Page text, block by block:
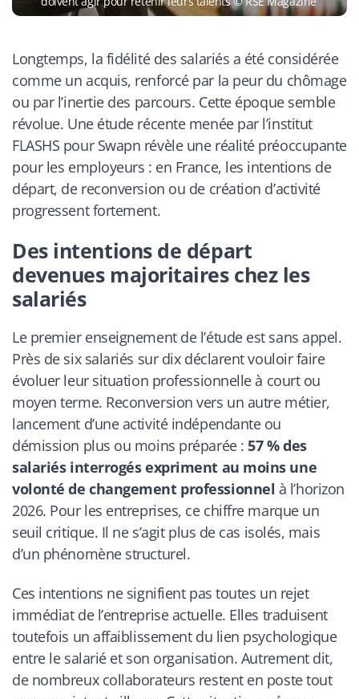
Longtemps, la fidélité des salariés a été considérée
comme un acquis, renforcé par la peur du chômage
ou par l’inertie des parcours. Cette époque semble
révolue. Une étude récente menée par l’institut
FLASHS pour Swapn révèle une réalité préoccupante
pour les employeurs : en France, les intentions de
départ, de reconversion ou de création d’activité
progressent fortement.
Des intentions de départ
devenues majoritaires chez les
salariés
Le premier enseignement de l’étude est sans appel.
Près de six salariés sur dix déclarent vouloir faire
évoluer leur situation professionnelle à court ou
moyen terme. Reconversion vers un autre métier,
lancement d’une activité indépendante ou
démission plus ou moins préparée :57 % des
salariés interrogés expriment au moins une
volonté de changement professionnel à l’horizon
2026. Pour les entreprises, ce chiffre marque un
seuil critique. Il ne s’agit plus de cas isolés, mais
d’un phénomène structurel.
Ces intentions ne signifient pas toutes un rejet
immédiat de l’entreprise actuelle. Elles traduisent
toutefois un affaiblissement du lien psychologique
entre le salarié et son organisation. Autrement dit,
de nombreux collaborateurs restent en poste tout